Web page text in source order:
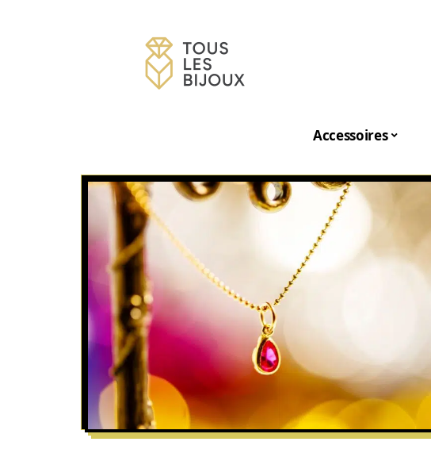
Accessoires